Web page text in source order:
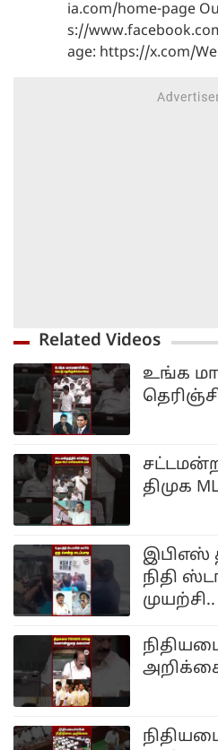
ia.com/home-page
s://
age: https://x.com/
Related Videos
உங்க
திமுக
இபிஎஸ்
நிதி
முயற்சி..